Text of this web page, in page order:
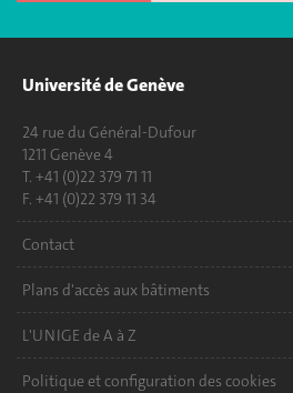
Université de Genève
24 rue du Général-Dufour
1211 Genève 4
T. +41 (0)22 379 71 11
F. +41 (0)22 379 11 34
Contact
Plans d'accès aux bâtiments
L'UNIGE de A à Z
Politique et configuration des cookies